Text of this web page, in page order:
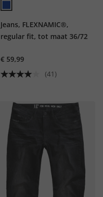
Jeans, FLEXNAMIC®,
regular fit, tot maat 36/72
€ 59,99
(41)